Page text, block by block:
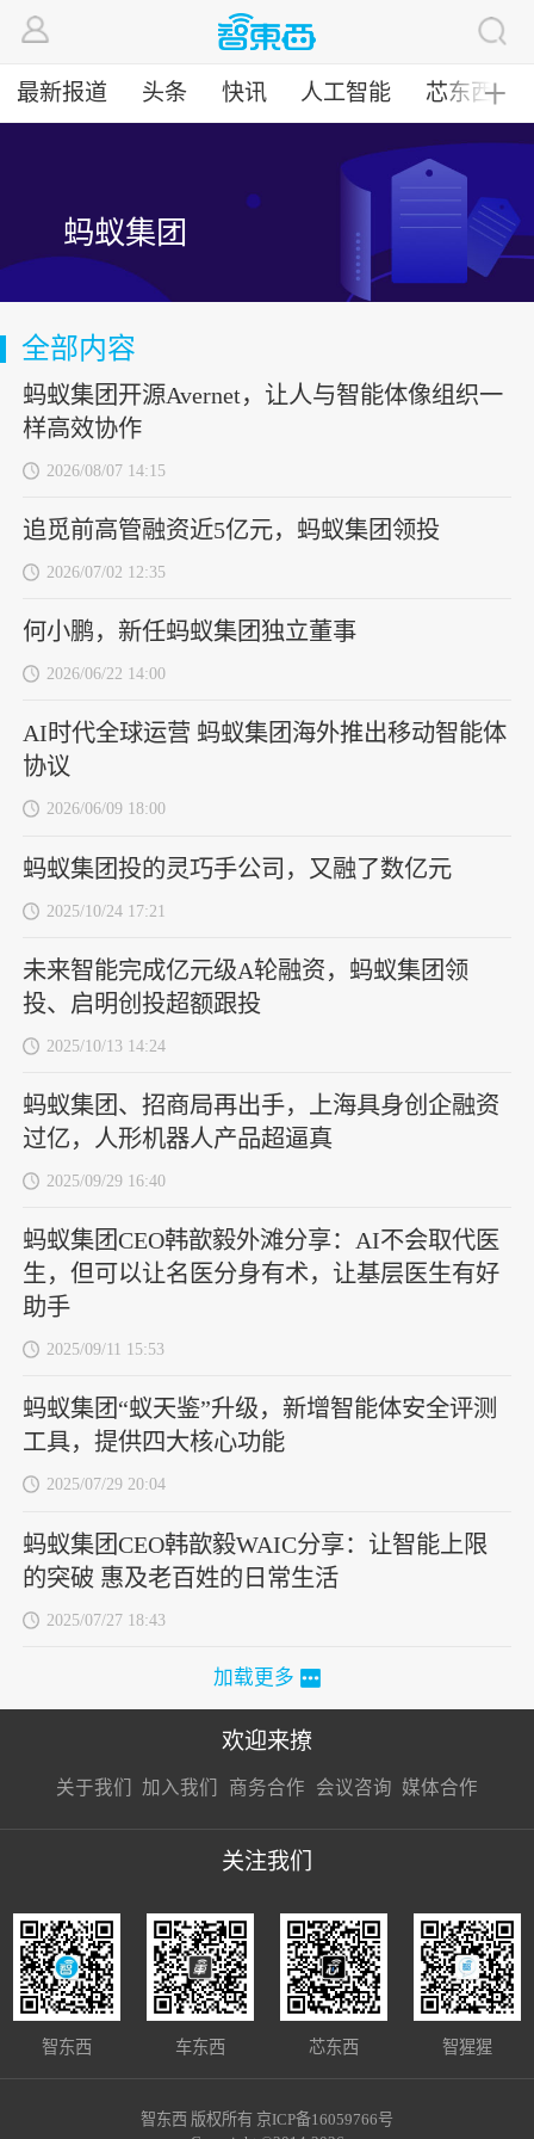
最新报道 头条 快讯 人工智能 芯东西╋
蚂蚁集团
全部内容
蚂蚁集团开源Avernet，让人与智能体像组织一
样高效协作
2026/08/07 14:15
追觅前高管融资近5亿元，蚂蚁集团领投
2026/07/02 12:35
何小鹏，新任蚂蚁集团独立董事
2026/06/22 14:00
AI时代全球运营 蚂蚁集团海外推出移动智能体
协议
2026/06/09 18:00
蚂蚁集团投的灵巧手公司，又融了数亿元
2025/10/24 17:21
未来智能完成亿元级A轮融资，蚂蚁集团领
投、启明创投超额跟投
2025/10/13 14:24
蚂蚁集团、招商局再出手，上海具身创企融资
过亿，人形机器人产品超逼真
2025/09/29 16:40
蚂蚁集团CEO韩歆毅外滩分享：AI不会取代医
生，但可以让名医分身有术，让基层医生有好
助手
2025/09/11 15:53
蚂蚁集团“蚁天鉴”升级，新增智能体安全评测
工具，提供四大核心功能
2025/07/29 20:04
蚂蚁集团CEO韩歆毅WAIC分享：让智能上限
的突破 惠及老百姓的日常生活
2025/07/27 18:43
加载更多
欢迎来撩
关于我们 加入我们
接扔简历
商务合作
接开聊
会议咨询 媒体合作
接开聊
关注我们
智东西 车东西 芯东西 智猩猩
智东西 版权所有 京ICP备16059766号